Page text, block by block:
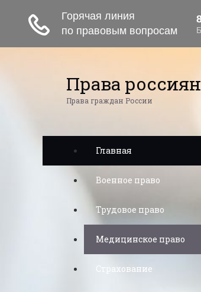
Права россиян
Права граждан России
Главная
Военное право
Трудовое право
Медицинское право
Страхование